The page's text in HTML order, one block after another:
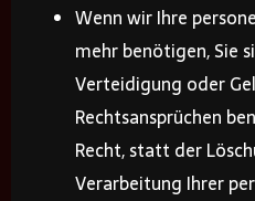
Wenn wir Ihre
mehr benötigen, Sie
Verteidigung oder
Rechtsansprüchen
Recht, statt der
Verarbeitung Ihrer